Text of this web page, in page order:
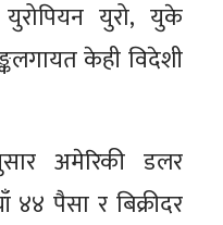
युरो, युके
केही विदेशी
अमेरिकी डलर
पैसा र बिक्रीदर